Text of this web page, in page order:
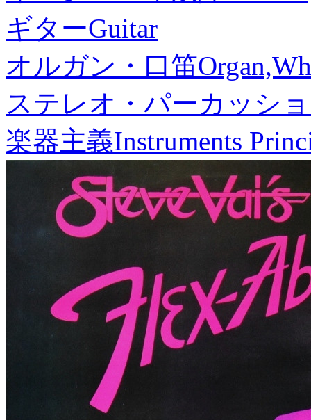
ギターGuitar
オルガン・口笛
ステレオ・パーカッシ
楽器主義Instruments